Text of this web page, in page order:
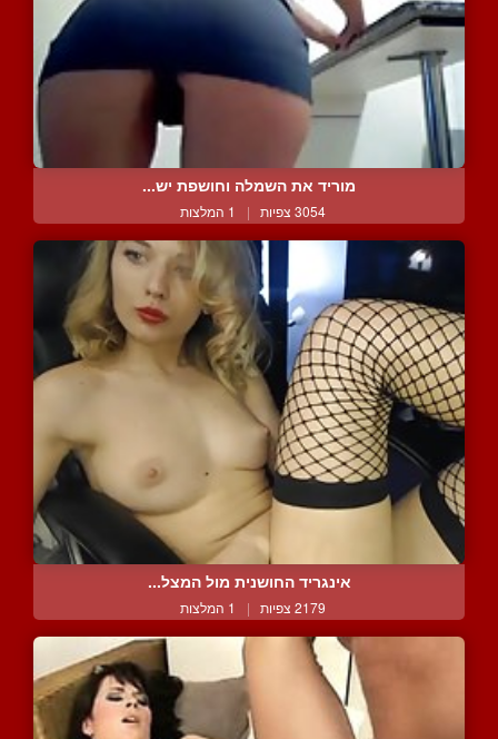
מוריד את השמלה וחושפת יש...
3054 צפיות | 1 המלצות
אינגריד החושנית מול המצל...
2179 צפיות | 1 המלצות